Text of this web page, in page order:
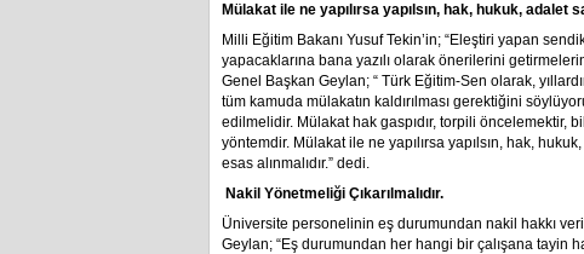
Mülakat ile ne yapılırsa yapılsın, hak, hukuk, adalet
Milli Eğitim Bakanı Yusuf Tekin’in; “Eleştiri yapan
yapacaklarına bana yazılı olarak önerilerini
Genel Başkan Geylan; “ Türk Eğitim-Sen olarak,
tüm kamuda mülakatın kaldırılması gerektiğini
edilmelidir. Mülakat hak gaspıdır, torpili
yöntemdir. Mülakat ile ne yapılırsa yapılsın, hak,
esas alınmalıdır.” dedi.
Nakil Yönetmeliği Çıkarılmalıdır.
Üniversite personelinin eş durumundan nakil hakkı
Geylan; “Eş durumundan her hangi bir çalışana tayin